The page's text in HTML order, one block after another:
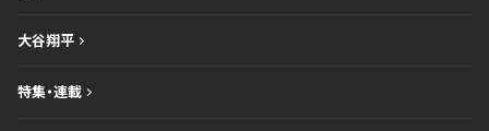
大谷翔平
特集・連載